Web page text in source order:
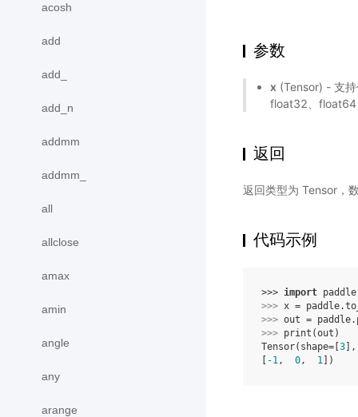
acosh
add
add_
add_n
addmm
addmm_
all
allclose
amax
amin
angle
any
arange
参数
x (Tensor) - 支
float32、
返回
返回类型为 Tensor，
代码示例
>>> import paddle
>>> x = paddle.
>>> out = paddle.
>>> print (out )
Tensor(shape=[ 3
-1, 0, 1 ])